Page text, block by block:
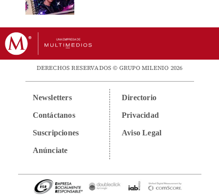
DERECHOS RESERVADOS © GRUPO MILENIO 2026
Newsletters
Contáctanos
Suscripciones
Anúnciate
Directorio
Privacidad
Aviso Legal